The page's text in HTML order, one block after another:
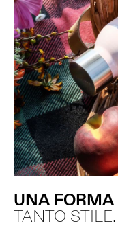
UNA FORMA
TANTO STILE.